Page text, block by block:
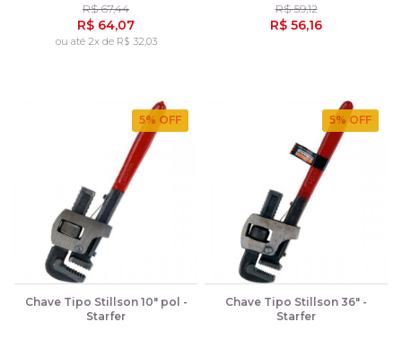
R$ 67,44
R$ 64,07
ou até 2x de R$ 32,03
R$ 59,12
R$ 56,16
5% OFF
Chave Tipo Stillson 10" pol -
Starfer
5% OFF
Chave Tipo Stillson 36" -
Starfer